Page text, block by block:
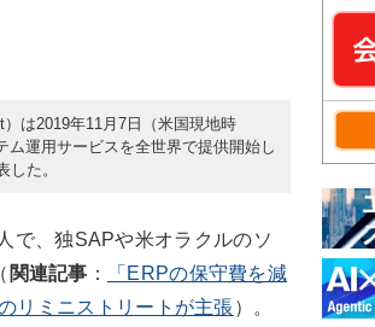
は2019年11月7日（米国現地時
運用サービスを全世界で提供開始し
た。
で、独SAPや米オラクルのソ
関連記事 ：
「ERPの保守費を減
リミニストリートが主張）。